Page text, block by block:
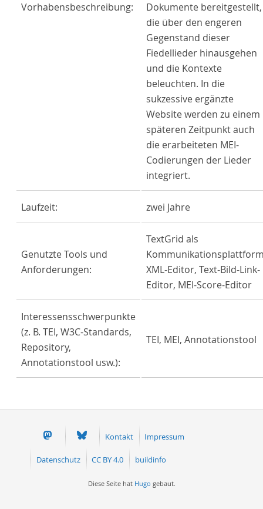
Vorhabensbeschreibung:
Dokumente bereitgestellt,
die über den engeren
Gegenstand dieser
Fiedellieder hinausgehen
und die Kontexte
beleuchten. In die
sukzessive ergänzte
Website werden zu einem
späteren Zeitpunkt auch
die erarbeiteten MEI-
Codierungen der Lieder
integriert.
Laufzeit: zwei Jahre
Genutzte Tools und
Anforderungen:
TextGrid als
XML-Editor, Text-Bild-Link-
Editor, MEI-Score-Editor
Interessensschwerpunkte
(z. B. TEI, W3C-Standards,
Repository,
Annotationstool usw.):
TEI, MEI, Annotationstool
Kontakt Impressum
Datenschutz CC BY 4.0 buildinfo
Diese Seite hat Hugo gebaut.